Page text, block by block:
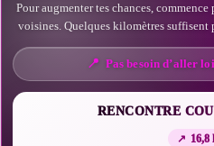
Pour augmenter tes chances,
voisines. Quelques kilomètres
Pas besoin d’aller
RENCONTRE
16,8